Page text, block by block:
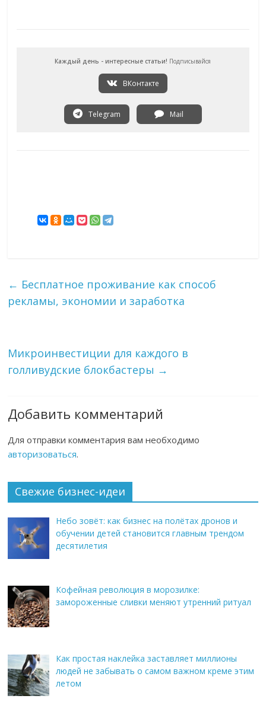
Каждый день - интересные статьи! Подписывайся
ВКонтакте
Telegram Mail
← Бесплатное проживание как способ
рекламы, экономии и заработка
Микроинвестиции для каждого в
голливудские блокбастеры →
Добавить комментарий
Для отправки комментария вам необходимо
авторизоваться.
Свежие бизнес-идеи
Небо зовёт: как бизнес на полётах дронов и
обучении детей становится главным трендом
десятилетия
Кофейная революция в морозилке:
замороженные сливки меняют утренний ритуал
Как простая наклейка заставляет миллионы
людей не забывать о самом важном креме этим
летом